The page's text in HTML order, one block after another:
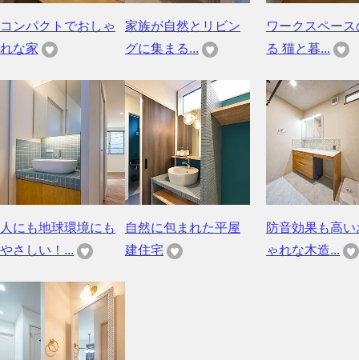
コンパクトでおしゃ
れな家
家族が自然とリビン
グに集まる...
ワークスペース
る 猫と暮...
人にも地球環境にも
やさしい！...
自然に包まれた平屋
建住宅
防音効果も高い
ゃれな木造...